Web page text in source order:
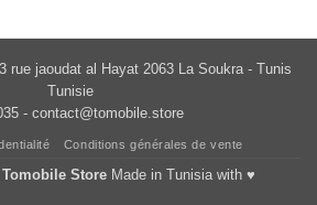
rue jaoudat al Hayat 2063 La Soukra - Tunis
Tunisie
- contact@tomobile.store
Conditions générales de vente
Tomobile StoreMade in Tunisia with ♥